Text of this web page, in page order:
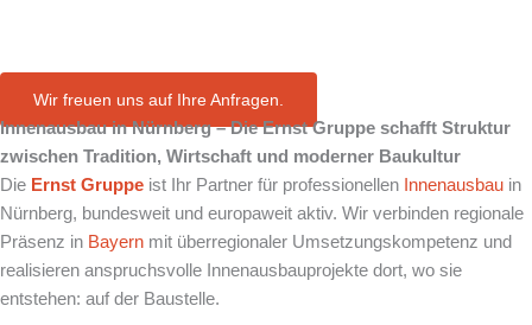
Wir freuen uns auf Ihre Anfragen.
Innenausbau in Nürnberg – Die Ernst Gruppe schafft Struktur
zwischen Tradition, Wirtschaft und moderner Baukultur
Die Ernst Gruppe ist Ihr Partner für professionellen Innenausbau in
Nürnberg, bundesweit und europaweit aktiv. Wir verbinden regionale
Präsenz in Bayern mit überregionaler Umsetzungskompetenz und
realisieren anspruchsvolle Innenausbauprojekte dort, wo sie
entstehen: auf der Baustelle.